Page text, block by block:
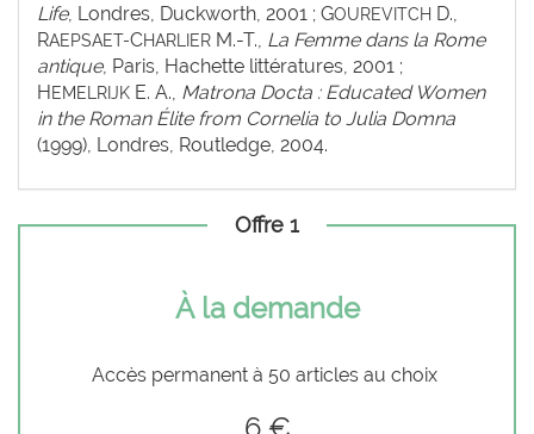
Life, Londres, Duckworth, 2001 ; GOUREVITCH D.,
RAEPSAET-CHARLIER M.-T., La Femme dans la Rome
antique, Paris, Hachette littératures, 2001 ;
HEMELRIJK E. A., Matrona Docta : Educated Women
in the Roman Élite from Cornelia to Julia Domna
(1999), Londres, Routledge, 2004.
Offre 1
À la demande
Accès permanent à 50 articles au choix